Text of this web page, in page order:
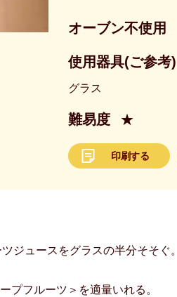
オーブン不使用
使用器具(ご参考)
グラス
難易度 ★
印刷する
ジュースをグラスの半分そそぐ。
プフルーツ＞を適量いれる。